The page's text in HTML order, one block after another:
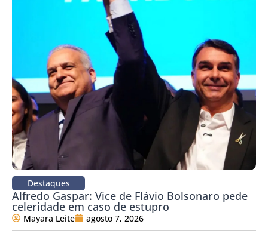
Destaques
Alfredo Gaspar: Vice de Flávio Bolsonaro pede
celeridade em caso de estupro
Mayara Leite agosto 7, 2026